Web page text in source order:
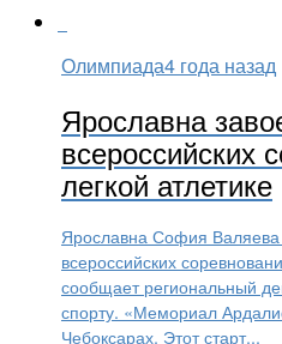
Олимпиада4 года назад
Ярославна
всероссийских
легкой атлетике
Ярославна София
всероссийских
сообщает региональный
спорту. «Мемориал
Чебоксарах. Этот старт...